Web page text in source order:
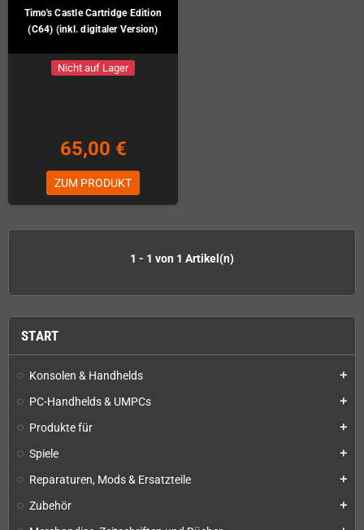
START
Konsolen & Handhelds add
PC-Handhelds & UMPCs add
Produkte für add
Spiele add
Reparaturen, Mods & Ersatzteile add
Zubehör add
Timo's Castle Cartridge Edition
(C64) (inkl. digitaler Version)
Nicht auf Lager
65,00 €
ZUM PRODUKT
1 - 1 von 1 Artikel(n)